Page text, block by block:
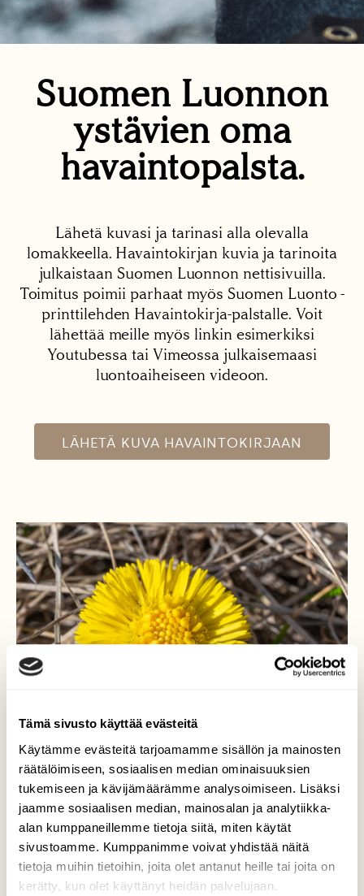
Tämä sivusto käyttää evästeitä
Käytämme evästeitä tarjoamamme sisällön ja mainosten
räätälöimiseen, sosiaalisen median ominaisuuksien
tukemiseen ja kävijämäärämme analysoimiseen. Lisäksi
jaamme sosiaalisen median, mainosalan ja analytiikka-
alan kumppaneillemme tietoja siitä, miten käytät
sivustoamme. Kumppanimme voivat yhdistää näitä
tietoja muihin tietoihin, joita olet antanut heille tai joita on
kerätty, kun olet käyttänyt heidän palvelujaan.
Suomen Luonnon
ystävien oma
havaintopalsta.
Lähetä kuvasi ja tarinasi alla olevalla
lomakkeella. Havaintokirjan kuvia ja tarinoita
julkaistaan Suomen Luonnon nettisivuilla.
Toimitus poimii parhaat myös Suomen Luonto -
printtilehden Havaintokirja-palstalle. Voit
lähettää meille myös linkin esimerkiksi
Youtubessa tai Vimeossa julkaisemaasi
luontoaiheiseen videoon.
LÄHETÄ KUVA HAVAINTOKIRJAAN
Kevään ensimmäinen
Leskenlehti (Tussilago farfara)
Valokuvaaja: Markku Saarinen, Paimela 21.3